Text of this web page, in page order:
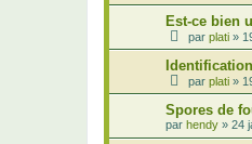
Est-ce bien
par plati »
par plati »
Spores de
par hendy » 24